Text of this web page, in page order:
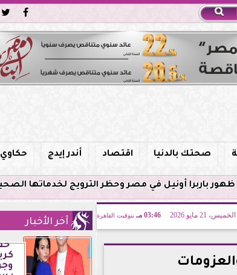


صحتك بالدنيا اقتصاد أندر إيدج
زلزال بقوة 5.9 ريختر يشعر به سكان القاهرة وعدة محافظات.. مركزه في مصر وحظر الترويج لخدماتها الصحية
الخميس، 21 مايو 2026 03:46 مـ بتوقيت القاهرة
آخر الأخبار